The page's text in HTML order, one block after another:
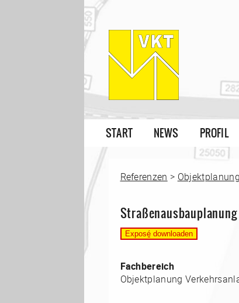
START NEWS PROFIL
Referenzen >
Fachbereich
Objektplanung